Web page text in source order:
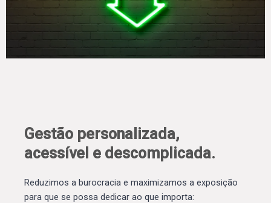
Gestão personalizada,
acessível e descomplicada.
Reduzimos a burocracia e maximizamos a exposição
para que se possa dedicar ao que importa: